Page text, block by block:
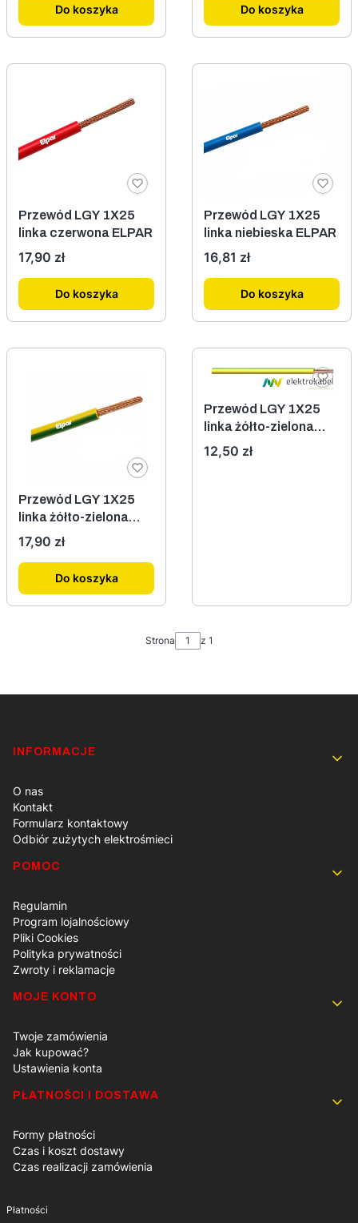
Do koszyka Do koszyka
Przewód LGY 1X25
linka czerwona ELPAR
Cena
17,90 zł
Do koszyka
Przewód LGY 1X25
linka niebieska ELPAR
Cena
16,81 zł
Do koszyka
Przewód LGY 1X25
linka żółto-zielona
ELPAR
Cena
17,90 zł
Do koszyka
Przewód LGY 1X25
linka żółto-zielona
TUREK
Cena
12,50 zł
Strona z 1
Linki w stopce
INFORMACJE
O nas
Kontakt
Formularz kontaktowy
Odbiór zużytych elektrośmieci
POMOC
Regulamin
Program lojalnościowy
Pliki Cookies
Polityka prywatności
Zwroty i reklamacje
MOJE KONTO
Twoje zamówienia
Jak kupować?
Ustawienia konta
PŁATNOŚCI I DOSTAWA
Formy płatności
Czas i koszt dostawy
Czas realizacji zamówienia
Płatności